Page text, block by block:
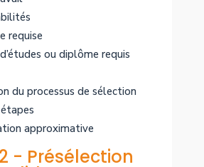
requise
ou diplôme requis
du processus de sélection
approximative
- Présélection